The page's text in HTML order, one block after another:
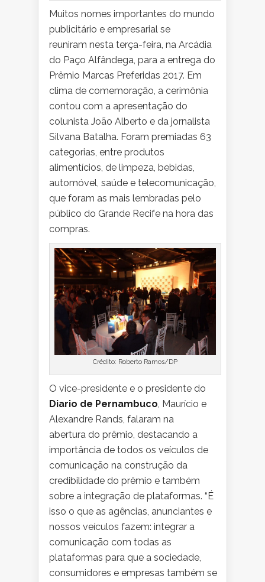
Muitos nomes importantes do mundo
publicitário e empresarial se
reuniram nesta terça-feira, na Arcádia
do Paço Alfândega, para a entrega do
Prêmio Marcas Preferidas 2017. Em
clima de comemoração, a cerimônia
contou com a apresentação do
colunista João Alberto e da jornalista
Silvana Batalha. Foram premiadas 63
categorias, entre produtos
alimentícios, de limpeza, bebidas,
automóvel, saúde e telecomunicação,
que foram as mais lembradas pelo
público do Grande Recife na hora das
compras.
Crédito: Roberto Ramos/DP
O vice-presidente e o presidente do
Diario de Pernambuco, Maurício e
Alexandre Rands, falaram na
abertura do prêmio, destacando a
importância de todos os veículos de
comunicação na construção da
credibilidade do prêmio e também
sobre a integração de plataformas. “É
isso o que as agências, anunciantes e
nossos veículos fazem: integrar a
comunicação com todas as
plataformas para que a sociedade,
consumidores e empresas também se